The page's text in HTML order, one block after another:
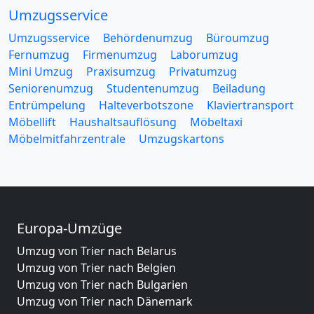
Umzugsservice
Umzugsservice Behördenumzug
Büroumzug
Fernumzug
Firmenumzug
Laborumzug
Mini Umzug
Praxisumzug
Privatumzug
Seniorenumzug
Studentenumzug
Beiladung
Entrümpelung
Halteverbotszone
Klaviertransport
Möbellift
Haushaltsauflösung
Möbeltaxi
Möbelmitfahrzentrale
Umzugskartons
Europa-Umzüge
Umzug von Trier nach Belarus
Umzug von Trier nach Belgien
Umzug von Trier nach Bulgarien
Umzug von Trier nach Dänemark